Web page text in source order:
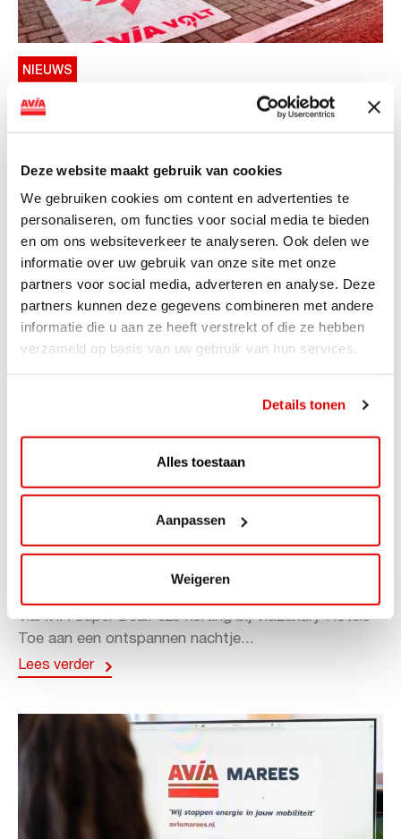
Deze website maakt gebruik van cookies
We gebruiken cookies om content en advertenties te
personaliseren, om functies voor social media te bieden
en om ons websiteverkeer te analyseren. Ook delen we
informatie over uw gebruik van onze site met onze
partners voor social media, adverteren en analyse. Deze
partners kunnen deze gegevens combineren met andere
informatie die u aan ze heeft verstrekt of die ze hebben
verzameld op basis van uw gebruik van hun services.
Details tonen
Alles toestaan
Aanpassen
Weigeren
NIEUWS
AVIA VOLT en Fletcher Hotels starten
landelijke uitrol van DC-
AVIA VOLT en Fletcher Hotels starten landelijke uitrol
van DC-snellaadinfrastructuur AVIA VOLT en...
Lees verder
ViaAVIA Super Deal: 20% korting bij
ViaLuxury Hotels
ViaAVIA Super Deal: €25 korting bij ViaLuxury Hotels
Toe aan een ontspannen nachtje...
Lees verder